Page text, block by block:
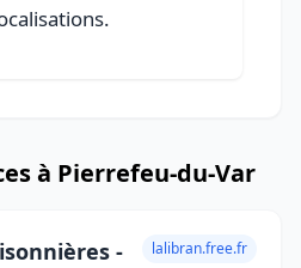
à Pierrefeu-du-Var
-
lalibran.free.fr